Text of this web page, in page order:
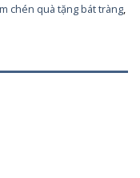
chén quà tặng bát tràng,